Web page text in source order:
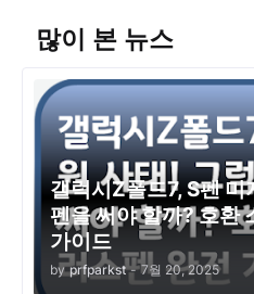
많이 본 뉴스
갤럭시Z폴드7, S펜
펜을 써야 할까? 호환
가이드
by prfparkst - 7월 20, 2025